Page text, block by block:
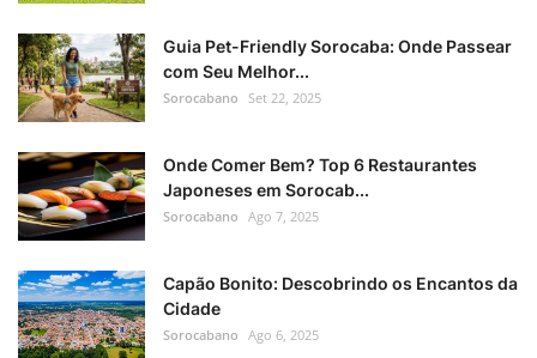
Guia Pet-Friendly Sorocaba: Onde Passear
com Seu Melhor...
Sorocabano Set 22, 2025
Onde Comer Bem? Top 6 Restaurantes
Japoneses em Sorocab...
Sorocabano Ago 7, 2025
Capão Bonito: Descobrindo os Encantos da
Cidade
Sorocabano Ago 6, 2025